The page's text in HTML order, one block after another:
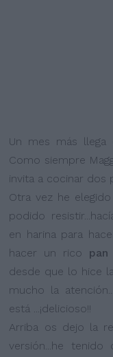
Un mes más
Como siempre
invita a cocinar dos
Otra vez he
podido
en harina para
hacer un rico
desde que lo hice
mucho la
está ...¡delicioso!!
Arriba os dejo la
versión...he